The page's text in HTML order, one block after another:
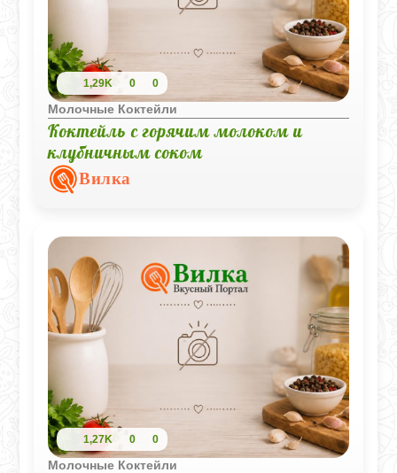
1,29K 0 0
Молочные Коктейли
Коктейль с горячим молоком и
клубничным соком
Вилка
1,27K 0 0
Молочные Коктейли